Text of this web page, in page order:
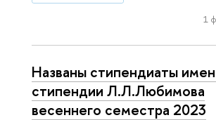
1
Названы стипендиаты
стипендии Л.Л.Любимова
весеннего семестра 2023